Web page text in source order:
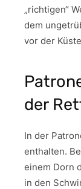
„richtigen“
dem
vor der
der
In der
enthalten.
einem Dorn
in den